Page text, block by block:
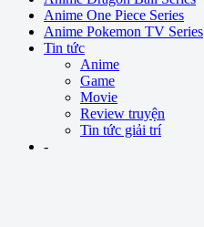
Anime One Piece Series
Anime Pokemon TV Series
Tin tức
Anime
Game
Movie
Review truyện
Tin tức giải trí
-